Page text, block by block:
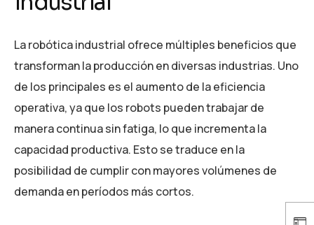
La robótica industrial ofrece múltiples beneficios que
transforman la producción en diversas industrias. Uno
de los principales es el aumento de la eficiencia
operativa, ya que los robots pueden trabajar de
manera continua sin fatiga, lo que incrementa la
capacidad productiva. Esto se traduce en la
posibilidad de cumplir con mayores volúmenes de
demanda en períodos más cortos.